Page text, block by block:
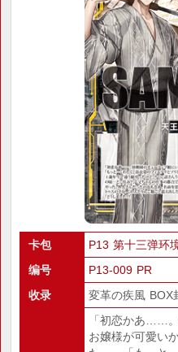
卡包
P13 第十三弹环
编号
P13-009 PR
收录
変革の疾風 BOX
「初恋かあ……
お嬢様が可愛い